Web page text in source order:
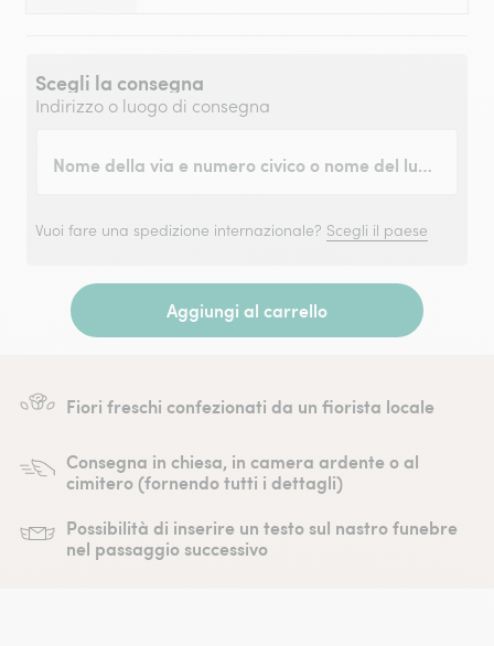
Scegli la consegna
Indirizzo o luogo di consegna
Nome della via e numero civico o nome del luogo
Vuoi fare una spedizione internazionale? Scegli il paese
Aggiungi al carrello
Fiori freschi confezionati da un fiorista locale
Consegna in chiesa, in camera ardente o al
cimitero (fornendo tutti i dettagli)
Possibilità di inserire un testo sul nastro funebre
nel passaggio successivo